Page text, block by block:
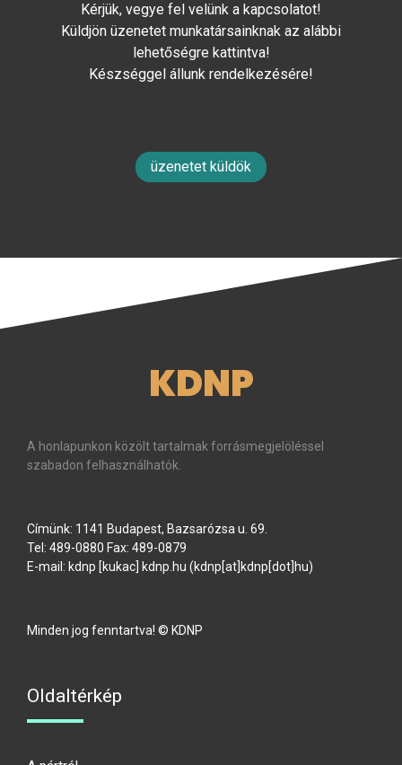
Kérjük, vegye fel velünk a kapcsolatot!
Küldjön üzenetet munkatársainknak az alábbi
lehetőségre kattintva!
Készséggel állunk rendelkezésére!
üzenetet küldök
KDNP
A honlapunkon közölt tartalmak forrásmegjelöléssel
szabadon felhasználhatók.
Címünk: 1141 Budapest, Bazsarózsa u. 69.
Tel: 489-0880 Fax: 489-0879
E-mail: kdnp [kukac] kdnp.hu (kdnp[at]kdnp[dot]hu)
Minden jog fenntartva! © KDNP
Oldaltérkép